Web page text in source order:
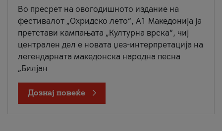
Во пресрет на овогодишното издание на
фестивалот „Охридско лето“, А1 Македонија ја
претстави кампањата „Културна врска“, чиј
централен дел е новата џез-интерпретација на
легендарната македонска народна песна
„Билјан
Дознај повеќе